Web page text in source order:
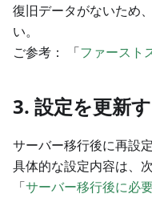
復旧データがないため
い。
ご参考： 「ファースト
3. 設定を更新
サーバー移行後に再設
具体的な設定内容は、
「サーバー移行後に必